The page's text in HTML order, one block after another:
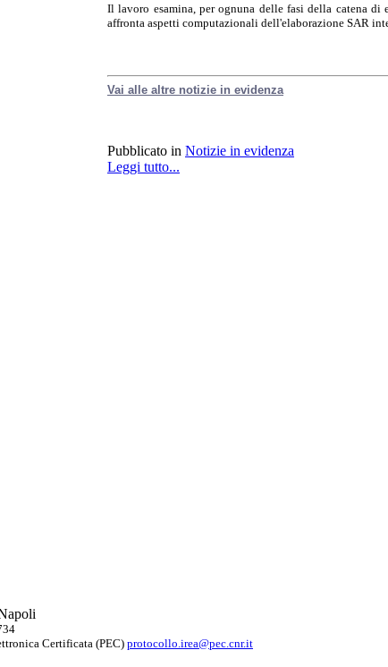
Il lavoro esamina, per ognuna delle fasi della catena
affronta aspetti computazionali dell'elaborazione SAR
Vai alle altre notizie in evidenza
Pubblicato in Notizie in evidenza
Leggi tutto...
Certificata (PEC) protocollo.irea@pec.cnr.it